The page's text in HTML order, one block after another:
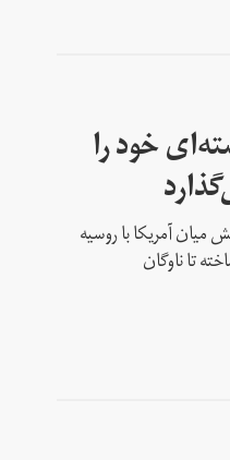
خود را
آمریکا با روسیه
تا ناوگان